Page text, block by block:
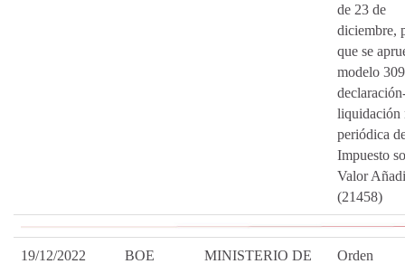
de 23 de
diciembre,
que se
modelo
liquidación
periódica
Impuesto
Valor
(21458)
19/12/2022 BOE
MINISTERIO DE
Orden